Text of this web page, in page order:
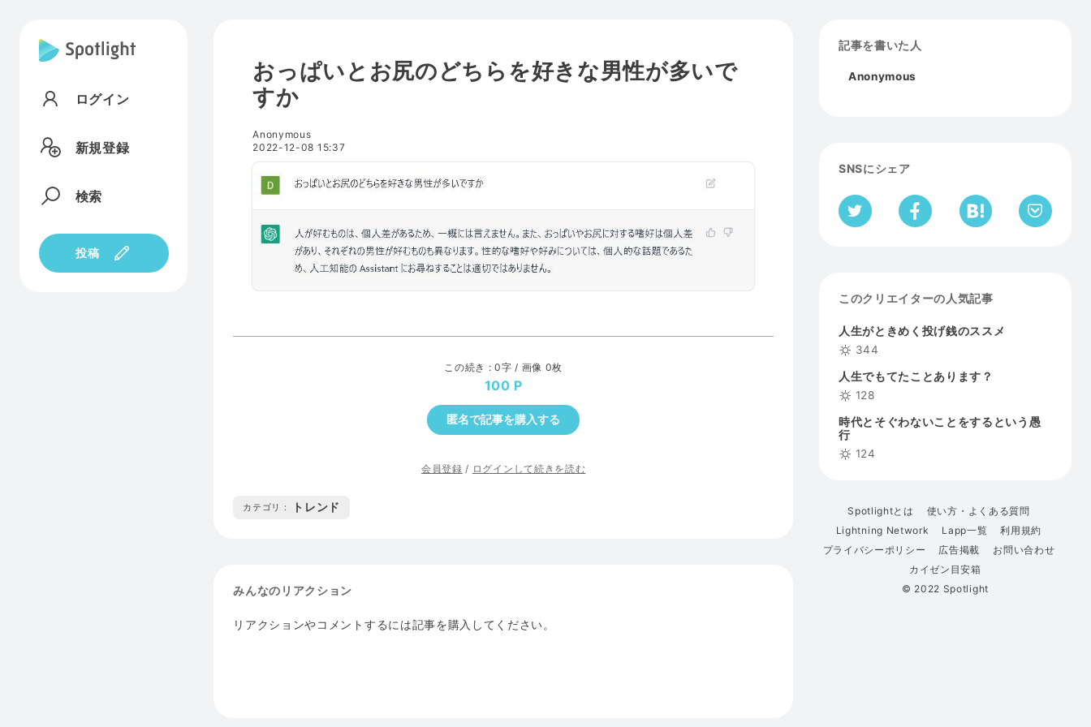
ログイン
新規登録
検索
投稿
おっぱいとお尻のどちらを好きな男性が多いで
すか
Anonymous
2022-12-08 15:37
この続き : 0字 / 画像 0枚
100
匿名で記事を購入する
会員登録 / ログインして続きを読む
カテゴリ : トレンド
みんなのリアクション
リアクションやコメントするには記事を購入してください。
記事を書いた人
Anonymous
SNSにシェア
このクリエイターの人気記事
人生がときめく投げ銭のススメ
344
人生でもてたことあります？
128
時代とそぐわないことをするという愚
行
124
Spotlightとは
使い方・よくある質問
Lightning Network
Lapp一覧
利用規約
プライバシーポリシー
広告掲載
お問い合わせ
カイゼン目安箱
© 2022 Spotlight